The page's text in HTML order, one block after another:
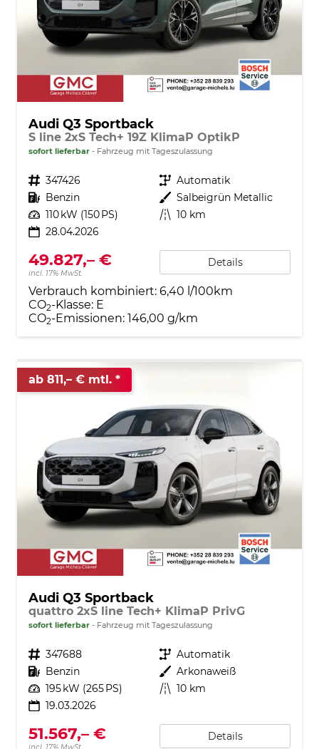
Audi Q3 Sportback
S line 2xS Tech+ 19Z KlimaP OptikP
sofort lieferbar Fahrzeug mit Tageszulassung
Fahrzeugnr. 347426 Getriebe Automatik
Kraftstoff Benzin Außenfarbe Salbeigrün Metallic
Leistung 110 kW (150 PS) Kilometerstand 10 km
28.04.2026
49.827,– €
incl. 17% MwSt.
Details
Verbrauch kombiniert: 6,40 l/100km
CO2-Klasse: E
CO2-Emissionen: 146,00 g/km
ab 811,– € mtl.
Audi Q3 Sportback
quattro 2xS line Tech+ KlimaP PrivG
sofort lieferbar Fahrzeug mit Tageszulassung
Fahrzeugnr. 347688 Getriebe Automatik
Kraftstoff Benzin Außenfarbe Arkonaweiß
Leistung 195 kW (265 PS) Kilometerstand 10 km
19.03.2026
51.567,– €
incl. 17% MwSt.
Details